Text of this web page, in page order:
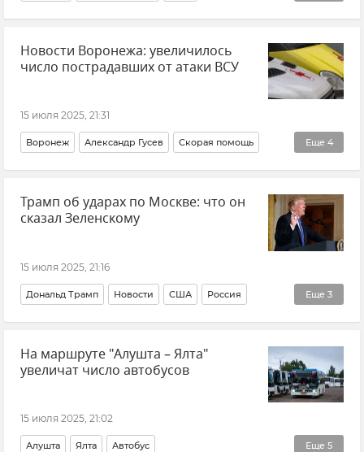
Дальнобойное оружие Политика Россия
Украина
Новости Воронежа: увеличилось
число пострадавших от атаки ВСУ
15 июля 2025, 21:31
Еще 4
Воронеж Александр Гусев Скорая помощь
Происшествия Больница
Беспилотник (БПЛА, дрон)
Трамп об ударах по Москве: что он
сказал Зеленскому
15 июля 2025, 21:16
Еще 3
Дональд Трамп Новости США Россия
Москва Дальнобойное оружие Украина
На маршруте "Алушта – Ялта"
увеличат число автобусов
15 июля 2025, 21:02
Еще 5
Алушта Ялта Автобус